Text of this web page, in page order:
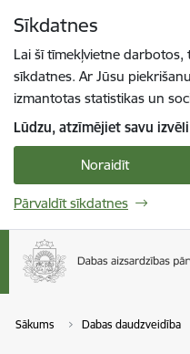
Sīkdatnes
Lai šī tīmekļvietne
sīkdatnes. Ar Jūsu
izmantotas statistikas un
Lūdzu, atzīmējiet savu
Noraidīt
Pārvaldīt sīkdatnes
Sākums Dabas daudzveidība